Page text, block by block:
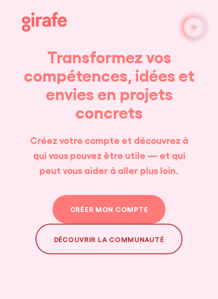
Transformez vos
compétences, idées et
envies en projets
concrets
Créez votre compte et découvrez à
qui vous pouvez être utile — et qui
peut vous aider à aller plus loin.
CRÉER MON COMPTE
DÉCOUVRIR LA COMMUNAUTÉ